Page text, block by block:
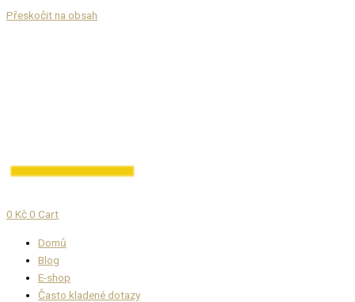
Přeskočit na obsah
0 Kč0 Cart
Domů
Blog
E-shop
Často kladené dotazy